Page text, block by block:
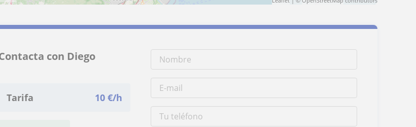
con Diego
Tarifa 10 €/h